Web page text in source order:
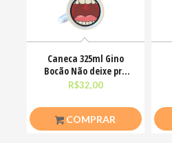
Caneca 325ml Gino
Bocão Não deixe pra
amanhã o foda-se que
R$32,00
COMPRAR